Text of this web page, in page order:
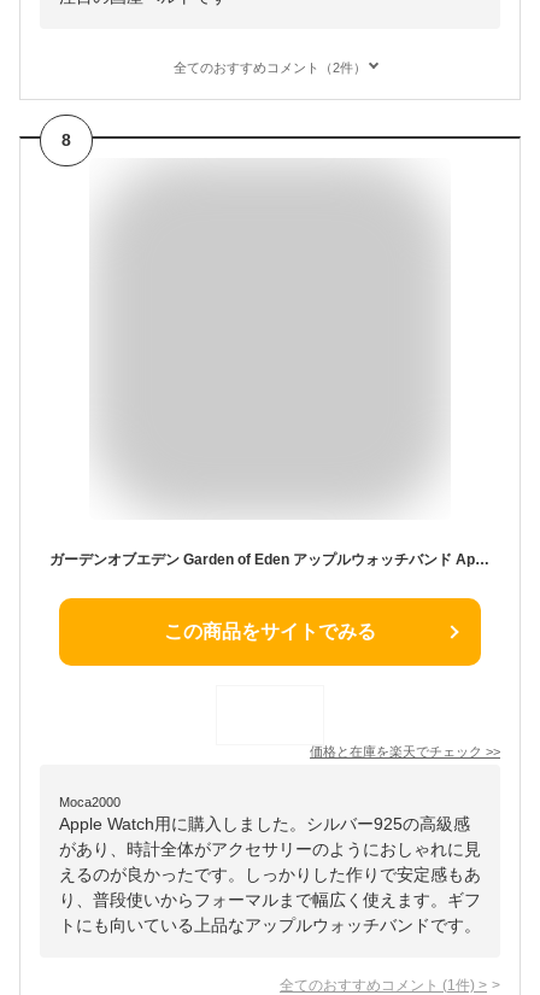
全てのおすすめコメント（2件）
8
ガーデンオブエデン Garden of Eden アップルウォッチバンド Apple WATCH BAND シルバー925 ジュエリー アクセサリー メンズ レディース ED-WB004 ED-WB008 ED-WB0090408 ギフト
この商品をサイトでみる
価格と在庫を楽天でチェック >>
Moca2000
Apple Watch用に購入しました。シルバー925の高級感
があり、時計全体がアクセサリーのようにおしゃれに見
えるのが良かったです。しっかりした作りで安定感もあ
り、普段使いからフォーマルまで幅広く使えます。ギフ
トにも向いている上品なアップルウォッチバンドです。
全てのおすすめコメント (1 件) >